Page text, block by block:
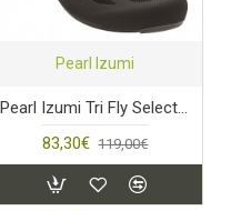
Pearl Izumi
Pearl Izumi Tri Fly Select V6
83,30€ 119,00€